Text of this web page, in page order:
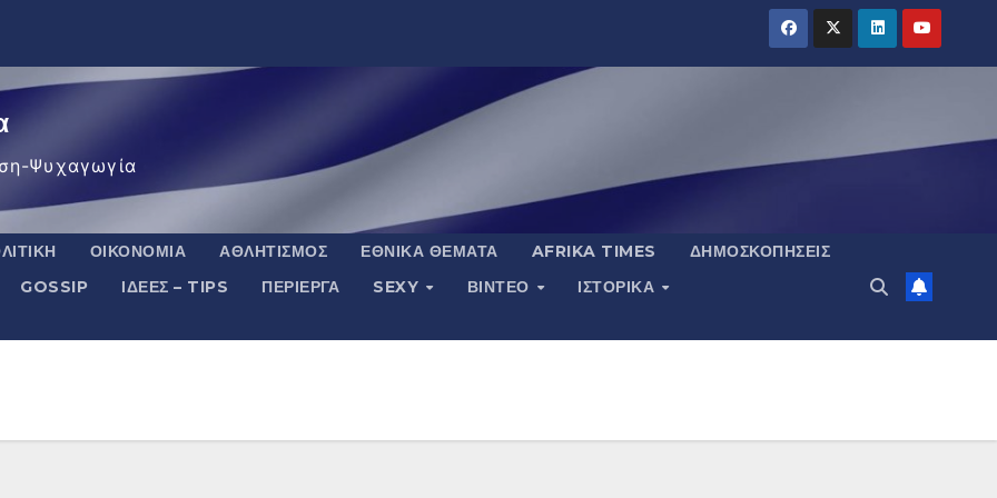
Ψυχαγωγία
ΟΙΚΟΝΟΜΊΑ ΑΘΛΗΤΙΣΜΌΣ ΕΘΝΙΚΆ ΘΈΜΑΤΑ AFRIKA TIMES
ΔΗΜΟΣΚΟΠΉΣΕΙΣ
GOSSIP ΙΔΈΕΣ – TIPS ΠΕΡΊΕΡΓΑ SEXY ΒΙΝΤΕΟ
ΙΣΤΟΡΙΚΆ